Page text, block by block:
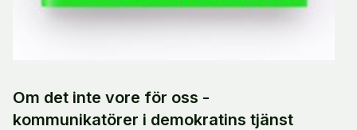
Om det inte vore för oss -
kommunikatörer i demokratins tjänst